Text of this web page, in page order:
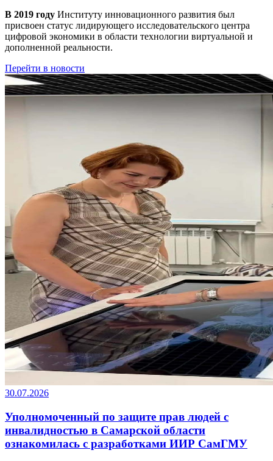
В 2019 году Институту инновационного развития был
присвоен статус лидирующего исследовательского центра
цифровой экономики в области технологии виртуальной и
дополненной реальности.
Перейти в новости
30.07.2026
Уполномоченный по защите прав людей с
инвалидностью в Самарской области
ознакомилась с разработками ИИР СамГМУ